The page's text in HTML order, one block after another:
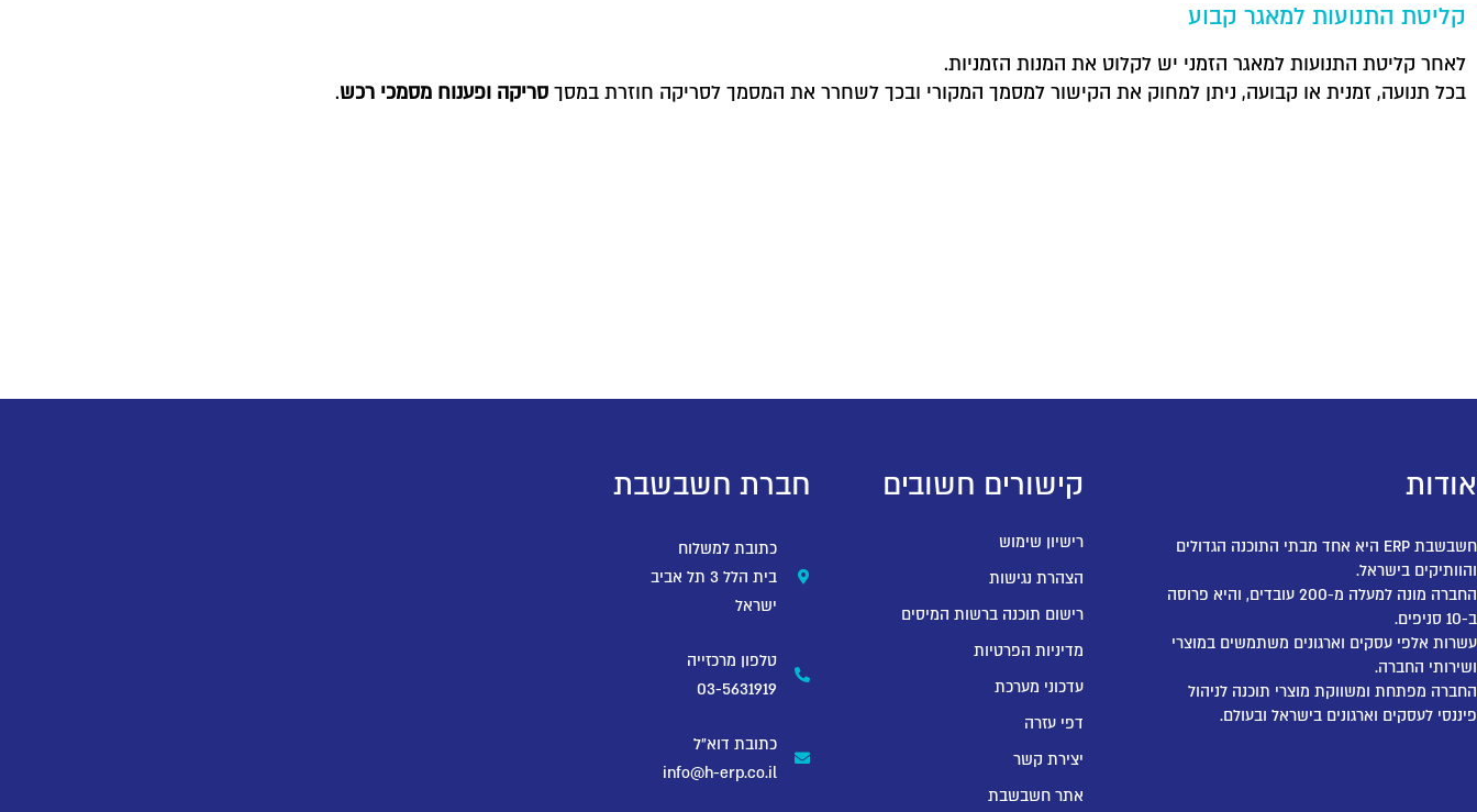
קליטת התנועות למאגר קבוע
לאחר קליטת התנועות למאגר הזמני יש לקלוט את המנות הזמניות.
בכל תנועה, זמנית או קבועה, ניתן למחוק את הקישור למסמך המקורי ובכך לשחרר את המסמך לסריקה חוזרת במסך סריקה ופענוח מסמכי רכש.
אודות
חשבשבת ERP היא אחד מבתי התוכנה הגדולים
והוותיקים בישראל.
החברה מונה למעלה מ-200 עובדים, והיא פרוסה
ב-10 סניפים.
עשרות אלפי עסקים וארגונים משתמשים במוצרי
ושירותי החברה.
החברה מפתחת ומשווקת מוצרי תוכנה לניהול
פיננסי לעסקים וארגונים בישראל ובעולם.
קישורים חשובים
רישיון שימוש
הצהרת נגישות
רישום תוכנה ברשות המיסים
מדיניות הפרטיות
עדכוני מערכת
דפי עזרה
יצירת קשר
אתר חשבשבת
חברת חשבשבת
כתובת למשלוח
בית הלל 3 תל אביב
ישראל
טלפון מרכזייה
03-5631919
כתובת דוא"ל
info@h-erp.co.il